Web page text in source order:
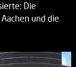
Die
und die